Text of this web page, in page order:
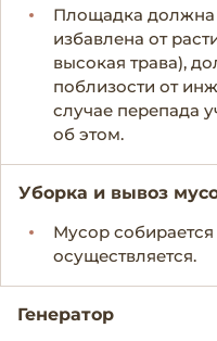
Площадка должна
избавлена от
высокая трава),
поблизости от
случае перепада
об этом.
Уборка и вывоз
Мусор
осуществляется.
Генератор